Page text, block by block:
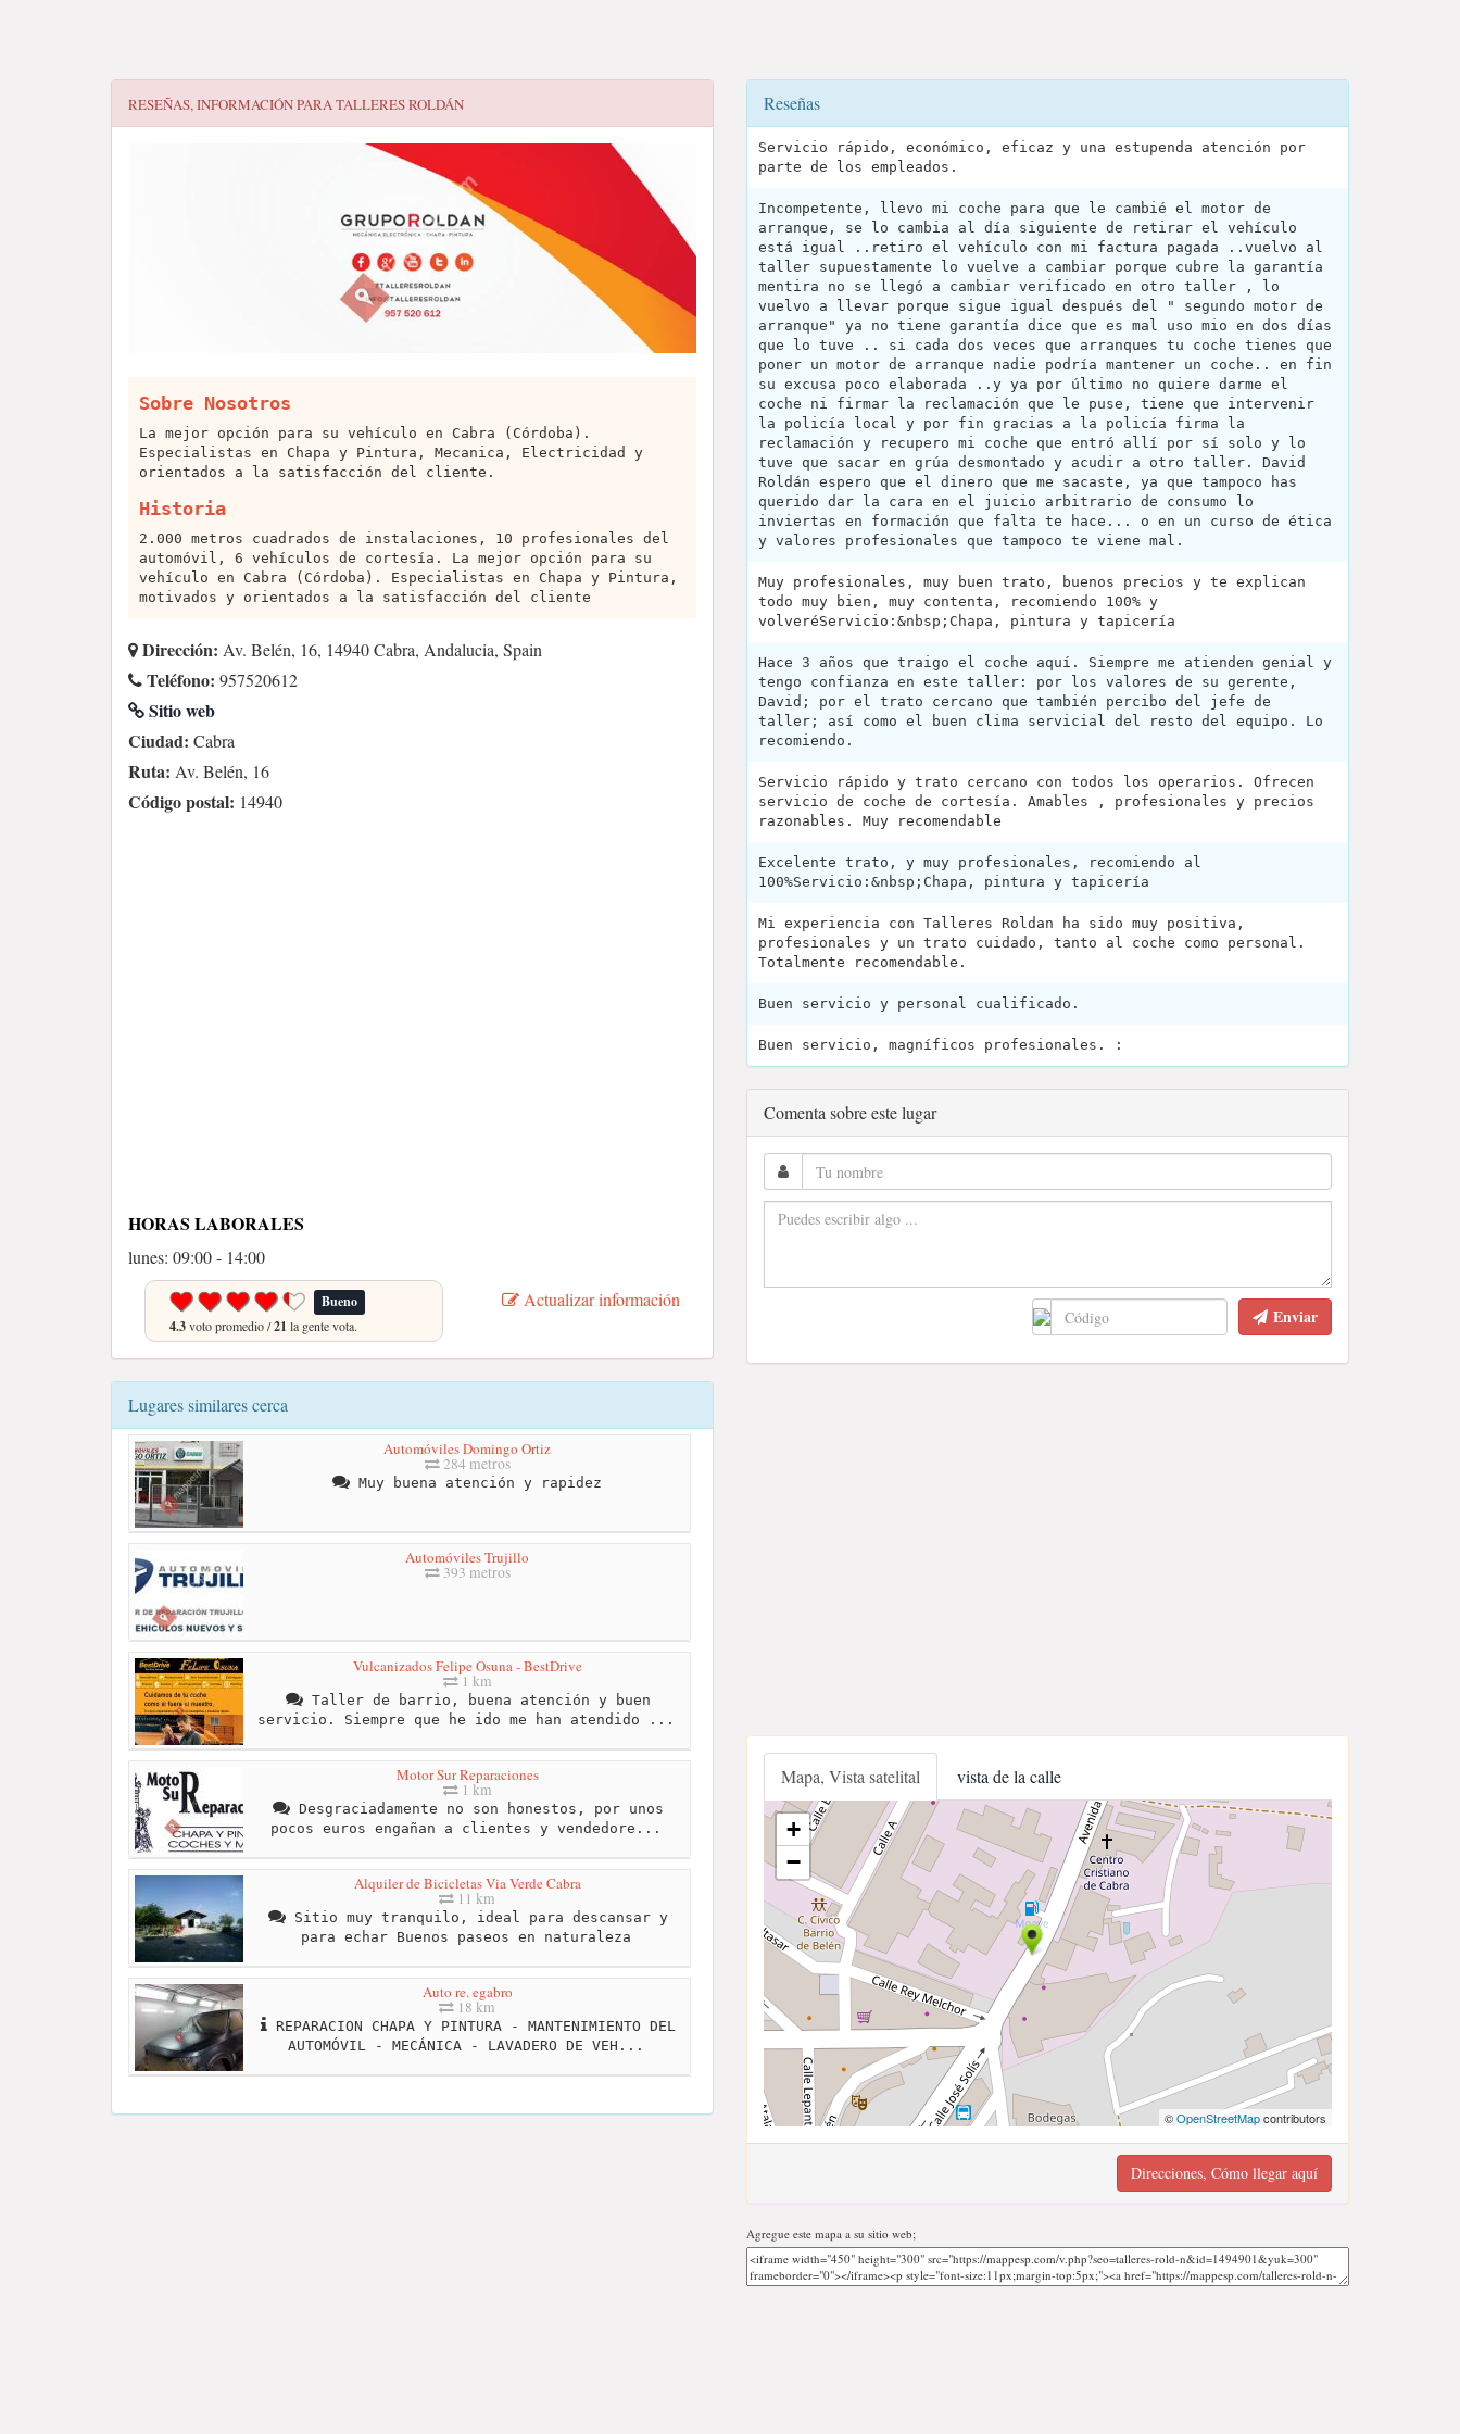
RESEÑAS, INFORMACIÓN PARATALLERES ROLDÁN
Sobre Nosotros
La mejor opción para su vehículo en Cabra (Córdoba).
Especialistas en Chapa y Pintura, Mecanica, Electricidad y
orientados a la satisfacción del cliente.
Historia
2.000 metros cuadrados de instalaciones, 10 profesionales del
automóvil, 6 vehículos de cortesía. La mejor opción para su
vehículo en Cabra (Córdoba). Especialistas en Chapa y Pintura,
motivados y orientados a la satisfacción del cliente
Dirección: Av. Belén, 16, 14940 Cabra, Andalucia, Spain
Teléfono: 957520612
Sitio web
Ciudad: Cabra
Ruta: Av. Belén, 16
Código postal: 14940
HORAS LABORALES
lunes: 09:00 - 14:00
Bueno
4.3voto promedio /21 la gente vota.
Actualizar información
Lugares similares cerca
Automóviles Domingo Ortiz
284 metros
Muy buena atención y rapidez
Automóviles Trujillo
393 metros
Vulcanizados Felipe Osuna - BestDrive
1 km
Taller de barrio, buena atención y buen
servicio. Siempre que he ido me han atendido ...
Motor Sur Reparaciones
1 km
Desgraciadamente no son honestos, por unos
pocos euros engañan a clientes y vendedore...
Alquiler de Bicicletas Via Verde Cabra
11 km
Sitio muy tranquilo, ideal para descansar y
para echar Buenos paseos en naturaleza
Auto re. egabro
18 km
REPARACION CHAPA Y PINTURA - MANTENIMIENTO DEL
AUTOMÓVIL - MECÁNICA - LAVADERO DE VEH...
Reseñas
Servicio rápido, económico, eficaz y una estupenda atención por
parte de los empleados.
Incompetente, llevo mi coche para que le cambié el motor de
arranque, se lo cambia al día siguiente de retirar el vehículo
está igual ..retiro el vehículo con mi factura pagada ..vuelvo al
taller supuestamente lo vuelve a cambiar porque cubre la garantía
mentira no se llegó a cambiar verificado en otro taller , lo
vuelvo a llevar porque sigue igual después del " segundo motor de
arranque" ya no tiene garantía dice que es mal uso mio en dos días
que lo tuve .. si cada dos veces que arranques tu coche tienes que
poner un motor de arranque nadie podría mantener un coche.. en fin
su excusa poco elaborada ..y ya por último no quiere darme el
coche ni firmar la reclamación que le puse, tiene que intervenir
la policía local y por fin gracias a la policía firma la
reclamación y recupero mi coche que entró allí por sí solo y lo
tuve que sacar en grúa desmontado y acudir a otro taller. David
Roldán espero que el dinero que me sacaste, ya que tampoco has
querido dar la cara en el juicio arbitrario de consumo lo
inviertas en formación que falta te hace... o en un curso de ética
y valores profesionales que tampoco te viene mal.
Muy profesionales, muy buen trato, buenos precios y te explican
todo muy bien, muy contenta, recomiendo 100% y
volveréServicio:&nbsp;Chapa, pintura y tapicería
Hace 3 años que traigo el coche aquí. Siempre me atienden genial y
tengo confianza en este taller: por los valores de su gerente,
David; por el trato cercano que también percibo del jefe de
taller; así como el buen clima servicial del resto del equipo. Lo
recomiendo.
Servicio rápido y trato cercano con todos los operarios. Ofrecen
servicio de coche de cortesía. Amables , profesionales y precios
razonables. Muy recomendable
Excelente trato, y muy profesionales, recomiendo al
100%Servicio:&nbsp;Chapa, pintura y tapicería
Mi experiencia con Talleres Roldan ha sido muy positiva,
profesionales y un trato cuidado, tanto al coche como personal.
Totalmente recomendable.
Buen servicio y personal cualificado.
Buen servicio, magníficos profesionales. :
Comenta sobre este lugar
Enviar
Mapa, Vista satelital vista de la calle
+
−
©OpenStreetMapcontributors
Direcciones, Cómo llegar aquí
Agregue este mapa a su sitio web;